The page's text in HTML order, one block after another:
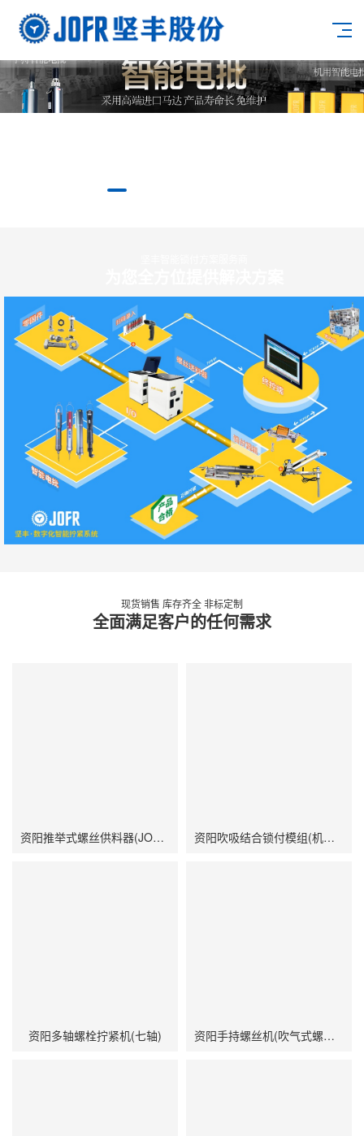
现货销售 库存齐全 非标定制
全面满足客户的任何需求
资阳推举式螺丝供料器(JOFR-828MS) 资阳吹吸结合锁付模组(机用智能电批DP-DXL-001搭载吹气式螺丝供料器DWS-102)
资阳多轴螺栓拧紧机(七轴) 资阳手持螺丝机(吹气式螺丝供料器JOFR-816MC搭载手持智能电批DP-HXL-003)